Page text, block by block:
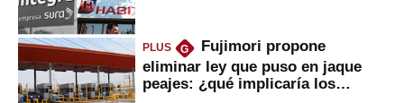
PLUS G
Fujimori propone
eliminar ley que puso en jaque
peajes: ¿qué implicaría los